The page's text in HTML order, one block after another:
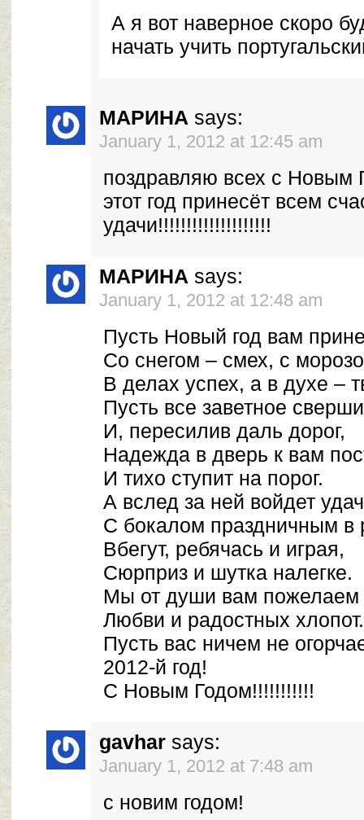
А я вот наверное скоро
начать учить
МАРИНА says:
January 1, 2012 at 12:45 am
поздравляю всех с Новым
этот год принесёт всем
удачи!!!!!!!!!!!!!!!!!!!!
МАРИНА says:
January 1, 2012 at 12:48 am
Пусть Новый год вам
Со снегом – смех, с
В делах успех, а в духе –
Пусть все заветное
И, пересилив даль дорог,
Надежда в дверь к вам
И тихо ступит на порог.
А вслед за ней войдет
С бокалом праздничным в
Вбегут, ребячась и играя,
Сюрприз и шутка налегке.
Мы от души вам пожелаем
Любви и радостных хлопот.
Пусть вас ничем не
2012-й год!
С Новым Годом!!!!!!!!!!!
gavhar says:
January 1, 2012 at 7:48 am
с новим годом!